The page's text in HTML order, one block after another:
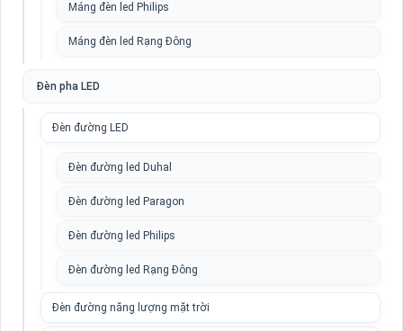
Máng đèn led Philips
Máng đèn led Rạng Đông
Đèn pha LED
Đèn đường LED
Đèn đường led Duhal
Đèn đường led Paragon
Đèn đường led Philips
Đèn đường led Rạng Đông
Đèn đường năng lượng mặt trời